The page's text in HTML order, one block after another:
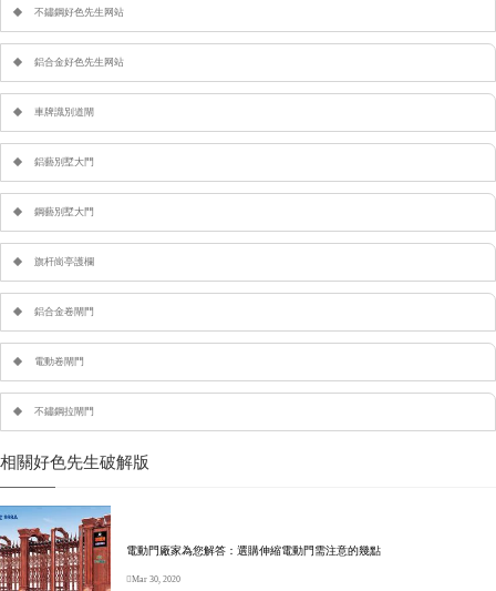
不鏽鋼好色先生网站
鋁合金好色先生网站
車牌識別道閘
鋁藝別墅大門
鋼藝別墅大門
旗杆崗亭護欄
鋁合金卷閘門
電動卷閘門
不鏽鋼拉閘門
相關好色先生破解版
電動門廠家為您解答：選購伸縮電動門需注意的幾點
Mar 30, 2020